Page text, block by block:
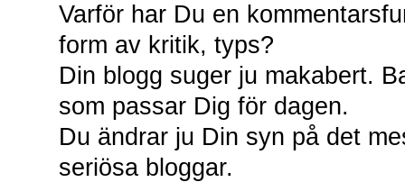
Varför har Du en
form av kritik, typs?
Din blogg suger ju makabert.
som passar Dig för dagen.
Du ändrar ju Din syn på det
seriösa bloggar.